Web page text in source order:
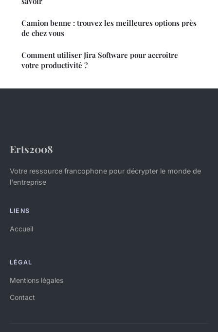
Camion benne : trouvez les meilleures options près
de chez vous
Comment utiliser Jira Software pour accroître
votre productivité ?
Erts2008
Votre ressource francophone pour décrypter le monde de
l'entreprise
LIENS
Accueil
LÉGAL
Mentions légales
Contact